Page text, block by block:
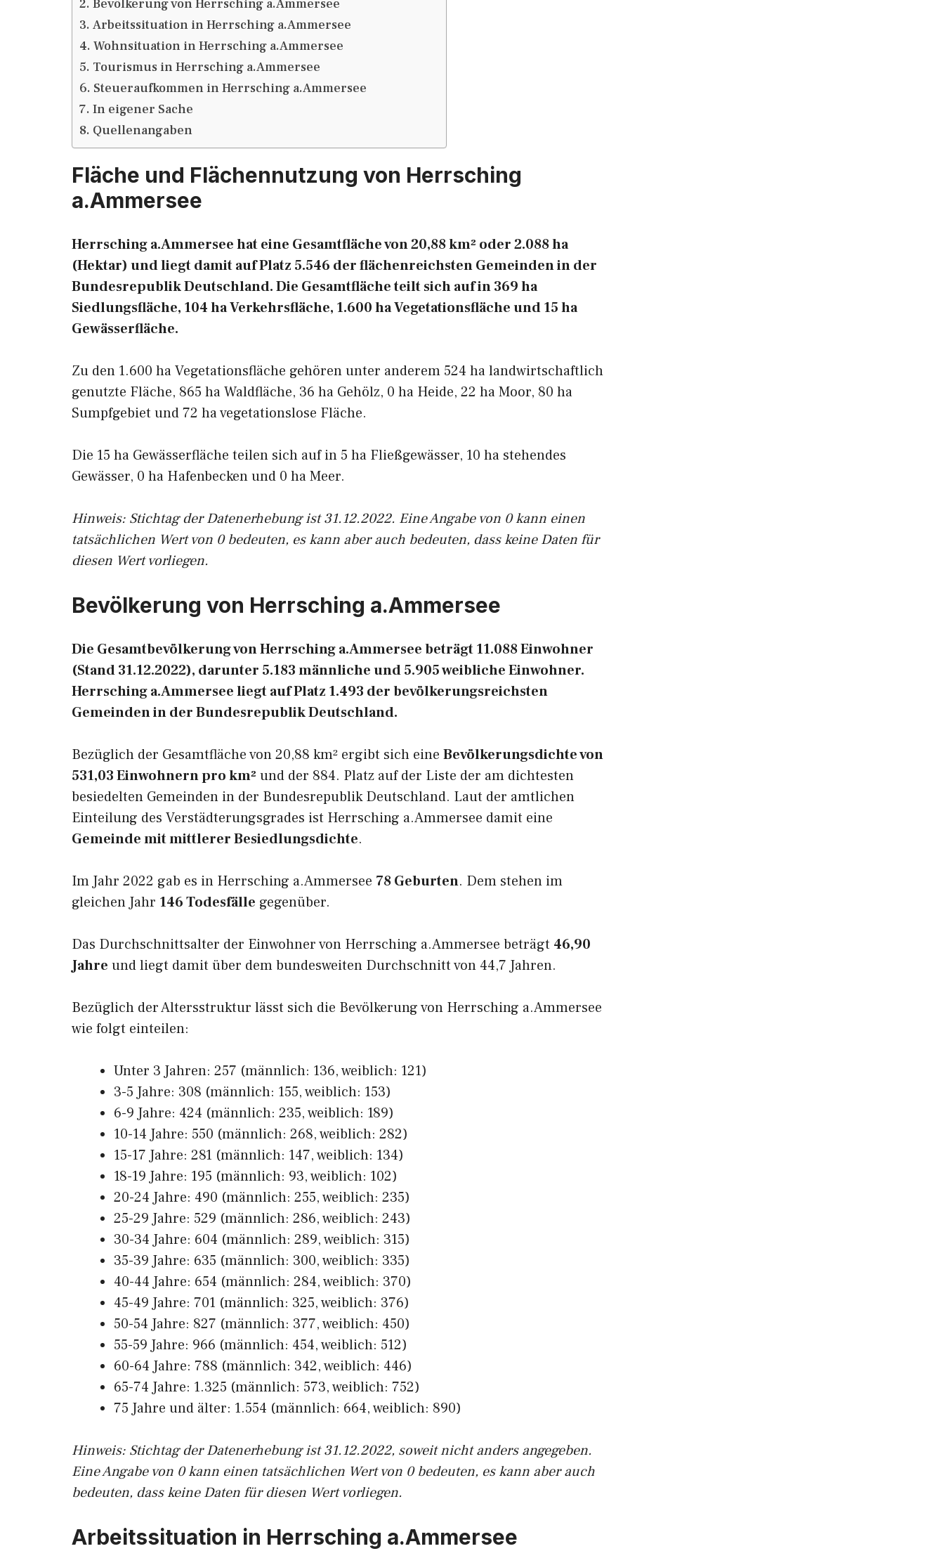
Bevölkerung von Herrsching a.Ammersee
Arbeitssituation in Herrsching a.Ammersee
Wohnsituation in Herrsching a.Ammersee
Tourismus in Herrsching a.Ammersee
Steueraufkommen in Herrsching a.Ammersee
In eigener Sache
Quellenangaben
Fläche und Flächennutzung von Herrsching
a.Ammersee
Herrsching a.Ammersee hat eine Gesamtfläche von 20,88 km² oder 2.088 ha
(Hektar) und liegt damit auf Platz 5.546 der flächenreichsten Gemeinden in der
Bundesrepublik Deutschland. Die Gesamtfläche teilt sich auf in 369 ha
Siedlungsfläche, 104 ha Verkehrsfläche, 1.600 ha Vegetationsfläche und 15 ha
Gewässerfläche.
Zu den 1.600 ha Vegetationsfläche gehören unter anderem 524 ha landwirtschaftlich
genutzte Fläche, 865 ha Waldfläche, 36 ha Gehölz, 0 ha Heide, 22 ha Moor, 80 ha
Sumpfgebiet und 72 ha vegetationslose Fläche.
Die 15 ha Gewässerfläche teilen sich auf in 5 ha Fließgewässer, 10 ha stehendes
Gewässer, 0 ha Hafenbecken und 0 ha Meer.
Hinweis: Stichtag der Datenerhebung ist 31.12.2022. Eine Angabe von 0 kann einen
tatsächlichen Wert von 0 bedeuten, es kann aber auch bedeuten, dass keine Daten für
diesen Wert vorliegen.
Bevölkerung von Herrsching a.Ammersee
Die Gesamtbevölkerung von Herrsching a.Ammersee beträgt 11.088 Einwohner
(Stand 31.12.2022), darunter 5.183 männliche und 5.905 weibliche Einwohner.
Herrsching a.Ammersee liegt auf Platz 1.493 der bevölkerungsreichsten
Gemeinden in der Bundesrepublik Deutschland.
Bezüglich der Gesamtfläche von 20,88 km² ergibt sich eine Bevölkerungsdichte von
531,03 Einwohnern pro km² und der 884. Platz auf der Liste der am dichtesten
besiedelten Gemeinden in der Bundesrepublik Deutschland. Laut der amtlichen
Einteilung des Verstädterungsgrades ist Herrsching a.Ammersee damit eine
Gemeinde mit mittlerer Besiedlungsdichte.
Im Jahr 2022 gab es in Herrsching a.Ammersee 78 Geburten. Dem stehen im
gleichen Jahr 146 Todesfälle gegenüber.
Das Durchschnittsalter der Einwohner von Herrsching a.Ammersee beträgt 46,90
Jahre und liegt damit über dem bundesweiten Durchschnitt von 44,7 Jahren.
Bezüglich der Altersstruktur lässt sich die Bevölkerung von Herrsching a.Ammersee
wie folgt einteilen:
Unter 3 Jahren: 257 (männlich: 136, weiblich: 121)
3-5 Jahre: 308 (männlich: 155, weiblich: 153)
6-9 Jahre: 424 (männlich: 235, weiblich: 189)
10-14 Jahre: 550 (männlich: 268, weiblich: 282)
15-17 Jahre: 281 (männlich: 147, weiblich: 134)
18-19 Jahre: 195 (männlich: 93, weiblich: 102)
20-24 Jahre: 490 (männlich: 255, weiblich: 235)
25-29 Jahre: 529 (männlich: 286, weiblich: 243)
30-34 Jahre: 604 (männlich: 289, weiblich: 315)
35-39 Jahre: 635 (männlich: 300, weiblich: 335)
40-44 Jahre: 654 (männlich: 284, weiblich: 370)
45-49 Jahre: 701 (männlich: 325, weiblich: 376)
50-54 Jahre: 827 (männlich: 377, weiblich: 450)
55-59 Jahre: 966 (männlich: 454, weiblich: 512)
60-64 Jahre: 788 (männlich: 342, weiblich: 446)
65-74 Jahre: 1.325 (männlich: 573, weiblich: 752)
75 Jahre und älter: 1.554 (männlich: 664, weiblich: 890)
Hinweis: Stichtag der Datenerhebung ist 31.12.2022, soweit nicht anders angegeben.
Eine Angabe von 0 kann einen tatsächlichen Wert von 0 bedeuten, es kann aber auch
bedeuten, dass keine Daten für diesen Wert vorliegen.
Arbeitssituation in Herrsching a.Ammersee